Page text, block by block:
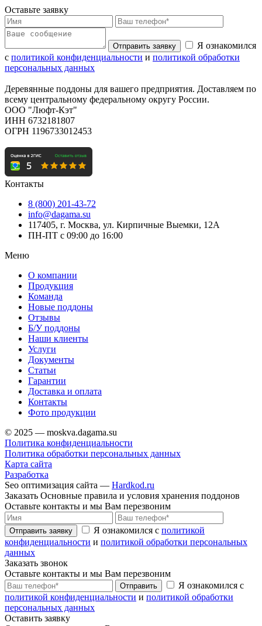
Оставьте заявку
Отправить заявку
Я ознакомился
с политикой конфиденциальности и политикой обработки
персональных данных
Деревянные поддоны для вашего предприятия. Доставляем по
всему центральному федеральному округу России.
ООО "Люфт-Кэт"
ИНН 6732181807
ОГРН 1196733012453
Контакты
8 (800) 201-43-72
info@dagama.su
117405, г. Москва, ул. Кирпичные Выемки, 12А
ПН-ПТ с 09:00 до 16:00
Меню
О компании
Продукция
Команда
Новые поддоны
Отзывы
Б/У поддоны
Наши клиенты
Услуги
Документы
Статьи
Гарантии
Доставка и оплата
Контакты
Фото продукции
© 2025 — moskva.dagama.su
Политика конфиденциальности
Политика обработки персональных данных
Карта сайта
Разработка
Seo оптимизация сайта — Hardkod.ru
Заказать Основные правила и условия хранения поддонов
Оставьте контакты и мы Вам перезвоним
Отправить заявку Я ознакомился с политикой
конфиденциальности и политикой обработки персональных
данных
Заказать звонок
Оставьте контакты и мы Вам перезвоним
Отправить
Я ознакомился с
политикой конфиденциальности и политикой обработки
персональных данных
Оставить заявку